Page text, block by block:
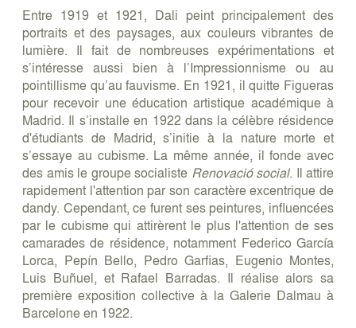
Entre 1919 et 1921, Dali peint principalement des
portraits et des paysages, aux couleurs vibrantes de
lumière. Il fait de nombreuses expérimentations et
s’intéresse aussi bien à l’Impressionnisme ou au
pointillisme qu’au fauvisme. En 1921, il quitte Figueras
pour recevoir une éducation artistique académique à
Madrid. Il s’installe en 1922 dans la célèbre résidence
d'étudiants de Madrid, s’initie à la nature morte et
s’essaye au cubisme. La même année, il fonde avec
des amis le groupe socialiste Renovació social. Il attire
rapidement l'attention par son caractère excentrique de
dandy. Cependant, ce furent ses peintures, influencées
par le cubisme qui attirèrent le plus l'attention de ses
camarades de résidence, notamment Federico García
Lorca, Pepín Bello, Pedro Garfias, Eugenio Montes,
Luis Buñuel, et Rafael Barradas. Il réalise alors sa
première exposition collective à la Galerie Dalmau à
Barcelone en 1922.